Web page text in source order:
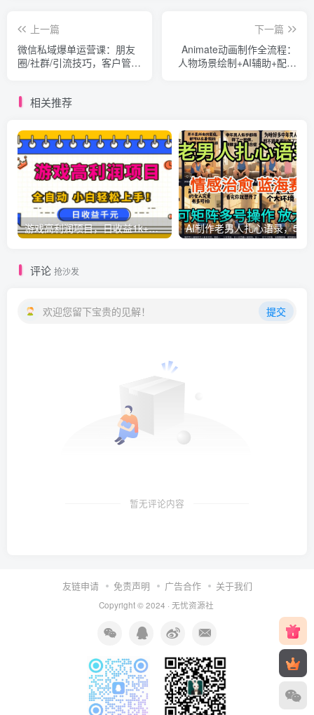
上一篇
微信私域爆单运营课：朋友
圈/社群/引流技巧，客户管理
下一篇
Animate动画制作全流程：
人物场景绘制+AI辅助+配音
相关推荐
游戏高利润项目，日收益1k+，全自动，无需值守，解放双手，小白轻松上手【揭秘】
评论 抢沙发
欢迎您留下宝贵的见解！ 提交
暂无评论内容
友链申请 免责声明 广告合作 关于我们
Copyright © 2024 · 无忧资源社